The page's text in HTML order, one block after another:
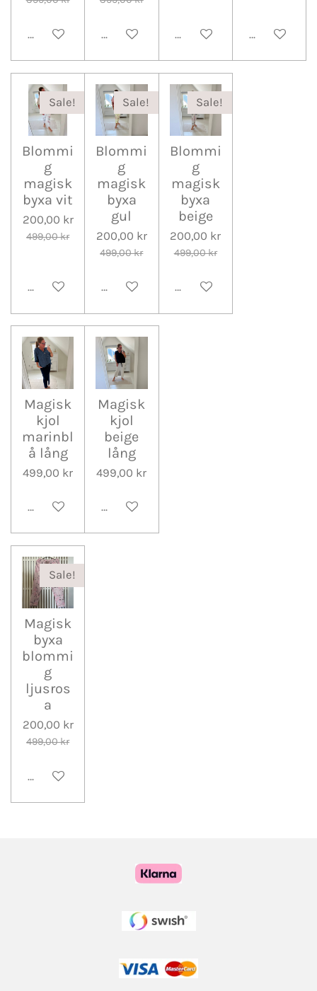
Lägg till i varukorgLägg till i varukorgLägg till i varukorgLägg till i
Sale!
Blommi
g
magisk
byxa vit
200,00 kr
499,00 kr
Lägg till i varukorg
Sale!
Blommi
g
magisk
byxa
gul
200,00 kr
499,00 kr
Lägg till i varukorg
Sale!
Blommi
g
magisk
byxa
beige
200,00 kr
499,00 kr
Lägg till i varukorg
Magisk
kjol
marinbl
å lång
499,00 kr
Lägg till i varukorg
Magisk
kjol
beige
lång
499,00 kr
Lägg till i varukorg
Sale!
Magisk
byxa
blommi
g
ljusros
a
200,00 kr
499,00 kr
Lägg till i varukorg